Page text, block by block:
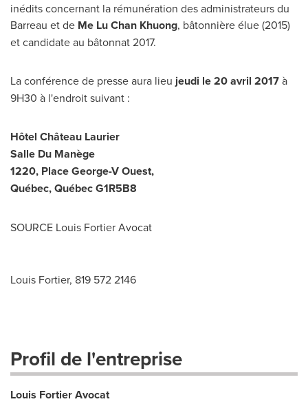
inédits concernant la rémunération des administrateurs du
Barreau et de Me Lu Chan Khuong, bâtonnière élue (2015)
etcandidate au bâtonnat 2017.
La conférence de presse aura lieu jeudi le 20 avril 2017à
9H30 à l'endroit suivant :
Hôtel Château Laurier
Salle Du Manège
1220, Place George-V Ouest,
Québec, Québec G1R5B8
SOURCE Louis Fortier Avocat
Louis Fortier, 819 572 2146
Profil de l'entreprise
Louis Fortier Avocat